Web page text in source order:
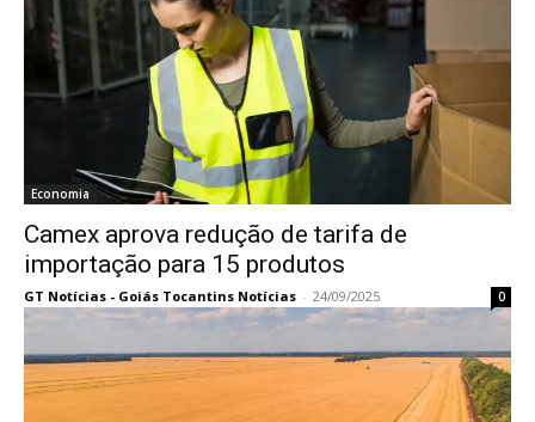
Economia
Camex aprova redução de tarifa de
importação para 15 produtos
GT Notícias - Goiás Tocantins Notícias - 24/09/2025 0